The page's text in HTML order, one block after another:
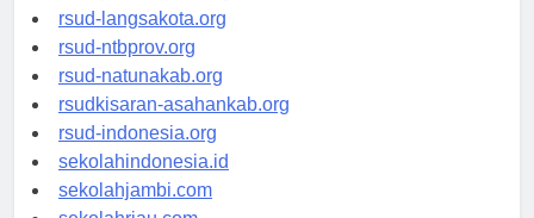
rsudtpi-kepriprov.org
rsud-langsakota.org
rsud-ntbprov.org
rsud-natunakab.org
rsudkisaran-asahankab.org
rsud-indonesia.org
sekolahindonesia.id
sekolahjambi.com